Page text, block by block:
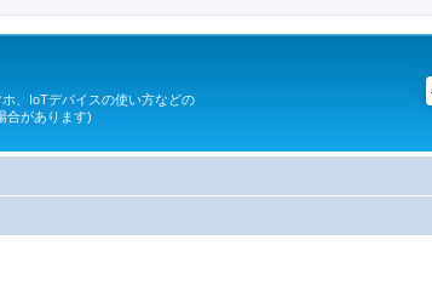
、IoTデバイスの使い方などの
合があります)